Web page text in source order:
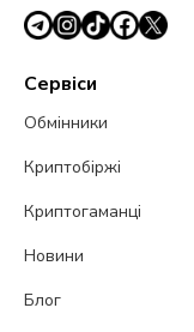
Сервіси
Обмінники
Криптобіржі
Криптогаманці
Новини
Блог